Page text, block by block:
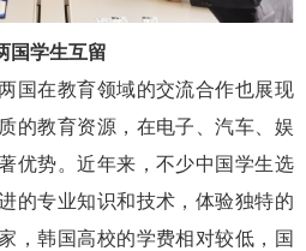
国学生互留
国在教育领域的交流合作也展现
的教育资源，在电子、汽车、娱
优势。近年来，不少中国学生选
的专业知识和技术，体验独特的
，韩国高校的学费相对较低，国